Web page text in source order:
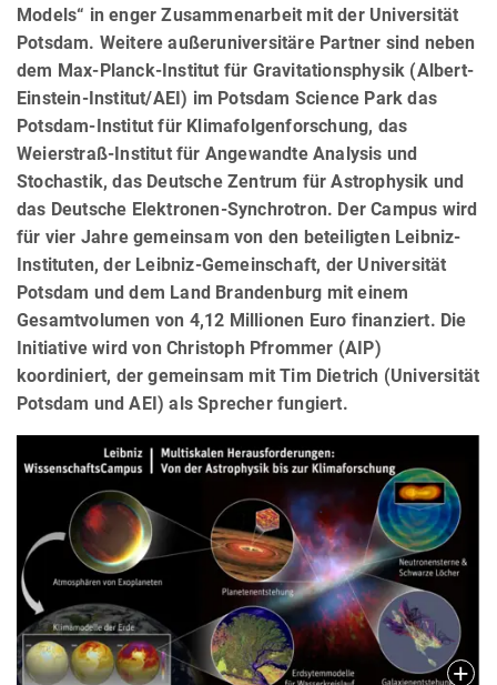
Models“ in enger Zusammenarbeit mit der Universität
Potsdam. Weitere außeruniversitäre Partner sind neben
dem Max-Planck-Institut für Gravitationsphysik (Albert-
Einstein-Institut/AEI) im Potsdam Science Park das
Potsdam-Institut für Klimafolgenforschung, das
Weierstraß-Institut für Angewandte Analysis und
Stochastik, das Deutsche Zentrum für Astrophysik und
das Deutsche Elektronen-Synchrotron. Der Campus wird
für vier Jahre gemeinsam von den beteiligten Leibniz-
Instituten, der Leibniz-Gemeinschaft, der Universität
Potsdam und dem Land Brandenburg mit einem
Gesamtvolumen von 4,12 Millionen Euro finanziert. Die
Initiative wird von Christoph Pfrommer (AIP)
koordiniert, der gemeinsam mit Tim Dietrich (Universität
Potsdam und AEI) als Sprecher fungiert.